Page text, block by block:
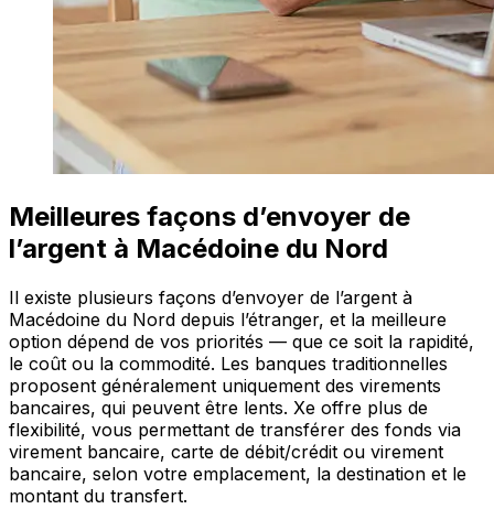
Meilleures façons d’envoyer de
l’argent à Macédoine du Nord
Il existe plusieurs façons d’envoyer de l’argent à
Macédoine du Nord depuis l’étranger, et la meilleure
option dépend de vos priorités — que ce soit la rapidité,
le coût ou la commodité. Les banques traditionnelles
proposent généralement uniquement des virements
bancaires, qui peuvent être lents. Xe offre plus de
flexibilité, vous permettant de transférer des fonds via
virement bancaire, carte de débit/crédit ou virement
bancaire, selon votre emplacement, la destination et le
montant du transfert.